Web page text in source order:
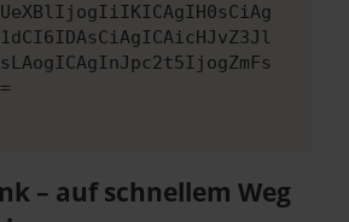
– auf schnellem Weg